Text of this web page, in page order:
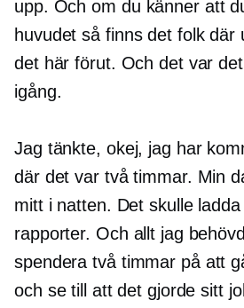
upp. Och om du känner att
huvudet så finns det folk där
det här förut. Och det var
igång.
Jag tänkte, okej, jag har
där det var två timmar. Min
mitt i natten. Det skulle
rapporter. Och allt jag
spendera två timmar på att
och se till att det gjorde sitt